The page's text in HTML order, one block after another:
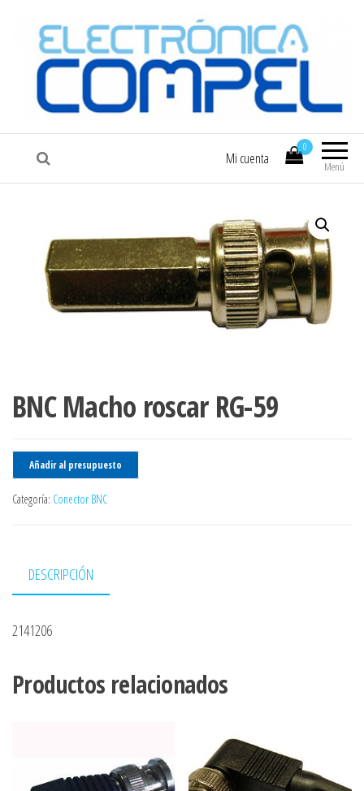
COMPEL Electrónica COMPEL
Menú
0
Mi cuenta
BNC Macho roscar RG-59
Añadir al presupuesto
Categoría: Conector BNC
DESCRIPCIÓN
2141206
Productos relacionados